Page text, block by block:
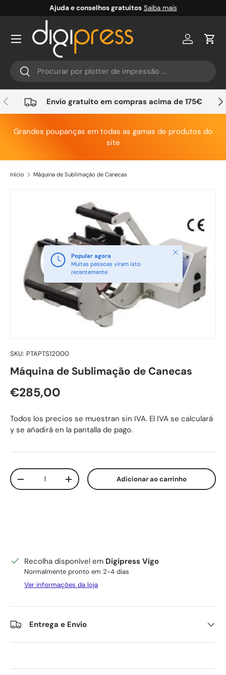
Ir para o conteúdo
Ajuda e conselhos gratuitos Saiba mais
Pesquisar
Pesquisar
Conta
Anterior Envio gratuito em compras acima de 175€
Grandes poupanças em todas as gamas de produtos do
site
Início Máquina de Sublimação de Canecas
Saltar para a informação do produto
Popular agora
Muitas pessoas viram isto
recentemente
Fechar
SKU: PTAPTS12000
Máquina de Sublimação de Canecas
Preço normal
€285,00
Todos los precios se muestran sin IVA. El IVA se calculará
y se añadirá en la pantalla de pago.
Qtd.
Diminuir quantidadeAumente a quantidadeAdicionar ao carrinho
Recolha disponível em Digipress Vigo
Normalmente pronto em 2-4 dias
Ver informações da loja
Entrega e Envio